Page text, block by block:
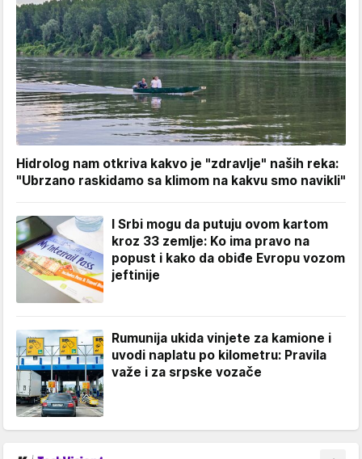
Hidrolog nam otkriva kakvo je "zdravlje" naših reka:
"Ubrzano raskidamo sa klimom na kakvu smo navikli"
I Srbi mogu da putuju ovom kartom
kroz 33 zemlje: Ko ima pravo na
popust i kako da obiđe Evropu vozom
jeftinije
Rumunija ukida vinjete za kamione i
uvodi naplatu po kilometru: Pravila
važe i za srpske vozače